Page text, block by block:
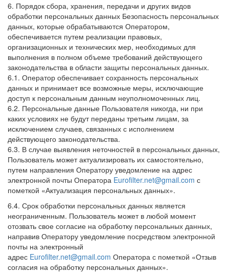
6. Порядок сбора, хранения, передачи и других видов
обработки персональных данных Безопасность персональных
данных, которые обрабатываются Оператором,
обеспечивается путем реализации правовых,
организационных и технических мер, необходимых для
выполнения в полном объеме требований действующего
законодательства в области защиты персональных данных.
6.1. Оператор обеспечивает сохранность персональных
данных и принимает все возможные меры, исключающие
доступ к персональным данным неуполномоченных лиц.
6.2. Персональные данные Пользователя никогда, ни при
каких условиях не будут переданы третьим лицам, за
исключением случаев, связанных с исполнением
действующего законодательства.
6.3. В случае выявления неточностей в персональных данных,
Пользователь может актуализировать их самостоятельно,
путем направления Оператору уведомление на адрес
электронной почты Оператора Eurofilter.net@gmail.com с
пометкой «Актуализация персональных данных».
6.4. Срок обработки персональных данных является
неограниченным. Пользователь может в любой момент
отозвать свое согласие на обработку персональных данных,
направив Оператору уведомление посредством электронной
почты на электронный
адрес Eurofilter.net@gmail.com Оператора с пометкой «Отзыв
согласия на обработку персональных данных».